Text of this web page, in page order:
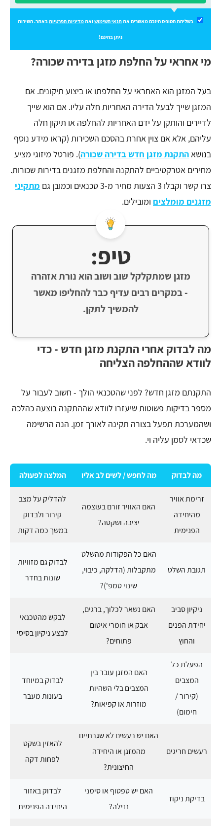
בשליחת הטופס הינכם מאשרים את תנאי השימושואת מדיניות הפרטיות באתר. השירות
ניתן בחינם!
מי אחראי על החלפת מזגן בדירה שכורה?
בעל המזגן הוא האחראי על החלפתו או ביצוע תיקונים. אם
המזגן שייך לבעל הדירה האחריות חלה עליו. אם הוא שייך
לדיירים והותקן על ידם האחריות להחלפה או תיקון חלה
עליהם, אלא אם צוין אחרת בהסכם השכירות (קראו מידע נוסף
בנושאהתקנת מזגן חדש בדירה שכורה). פורטל מיזוגי מציע
מחירים אטרקטיביים להתקנה והחלפת מזגנים בדירות שכורות.
צרו קשר וקבלו 3 הצעות מחיר מ-3 טכנאים וכמובן גם
מתקיני
מזגנים מומלצים ומובילים.
טיפ:
מזגן שמתקלקל שוב ושוב הוא נורת אזהרה
- במקרים רבים עדיף כבר להחליפו מאשר
להמשיך לתקן.
מה לבדוק אחרי התקנת מזגן חדש - כדי
לוודא שההחלפה הצליחה
התקנתם מזגן חדש? לפני שהטכנאי הולך - חשוב לעבור על
מספר בדיקות פשוטות שיעזרו לוודא שההתקנה בוצעה כהלכה
ושהמערכת תפעל בצורה תקינה לאורך זמן. הנה הרשימה
שכדאי לסמן עליה וי.
מה לבדוק מה לחפש / לשים לב אליו המלצה לפעולה
זרימת אוויר
מהיחידה
הפנימית
האם האוויר זורם בעוצמה
יציבה ושקטה?
להדליק על מצב
קירור ולבדוק
במשך כמה דקות
תגובת השלט
האם כל הפקודות מהשלט
מתקבלות (הדלקה, כיבוי,
שינוי טמפ')?
לבדוק גם מזוויות
שונות בחדר
ניקיון סביב
יחידת הפנים
והחוץ
האם נשאר לכלוך, ברגים,
אבק או חומרי איטום
פתוחים?
לבקש מהטכנאי
לבצע ניקיון בסיסי
הפעלת כל
המצבים
(קירור /
חימום)
האם המזגן עובר בין
המצבים בלי השהיות
מוזרות או קפיאות?
לבדוק במיוחד
בעונות מעבר
רעשים חריגים
האם יש רעשים לא שגרתיים
מהמזגן או היחידה
החיצונית?
להאזין בשקט
לפחות דקה
בדיקת ניקוז
האם יש טפטוף או סימני
נזילה?
לבדוק באזור
היחידה הפנימית